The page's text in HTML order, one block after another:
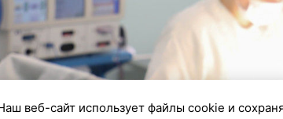
веб-сайт использует файлы cookie и